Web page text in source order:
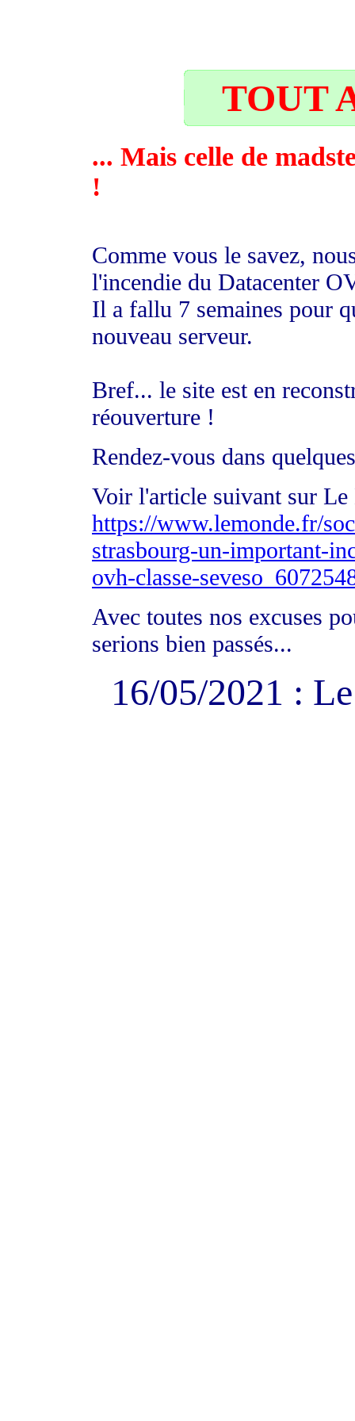
TOUT
... Mais celle de
!
Comme vous le savez,
l'incendie du Datacenter
Il a fallu 7 semaines pour
nouveau serveur.
Bref... le site est en
réouverture !
Rendez-vous dans
Voir l'article suivant sur
https://www.lemonde.fr/
strasbourg-un-important-
ovh-classe-
Avec toutes nos excuses
serions bien passés...
16/05/2021 :